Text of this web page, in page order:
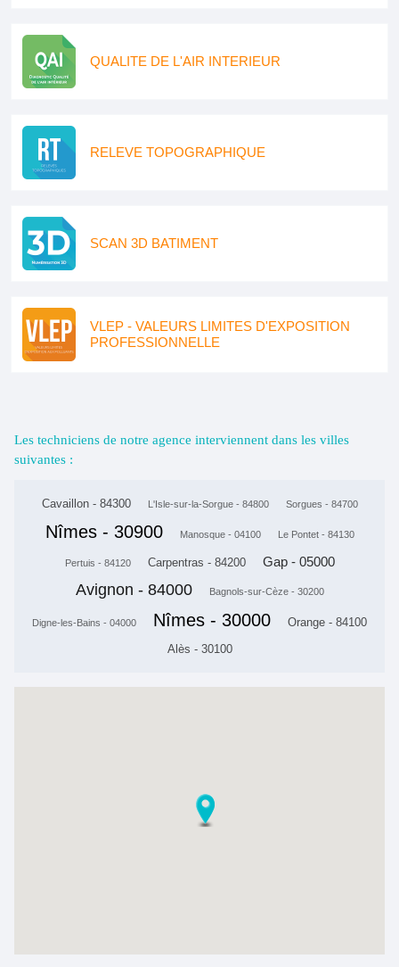
QUALITE DE L'AIR INTERIEUR
RELEVE TOPOGRAPHIQUE
SCAN 3D BATIMENT
VLEP - VALEURS LIMITES D'EXPOSITION
PROFESSIONNELLE
Les techniciens de notre agence interviennent dans les villes
suivantes :
Cavaillon - 84300 L'Isle-sur-la-Sorgue - 84800 Sorgues - 84700
Nîmes - 30900 Manosque - 04100 Le Pontet - 84130
Pertuis - 84120 Carpentras - 84200 Gap - 05000
Avignon - 84000 Bagnols-sur-Cèze - 30200
Digne-les-Bains - 04000 Nîmes - 30000
Orange - 84100
Alès - 30100